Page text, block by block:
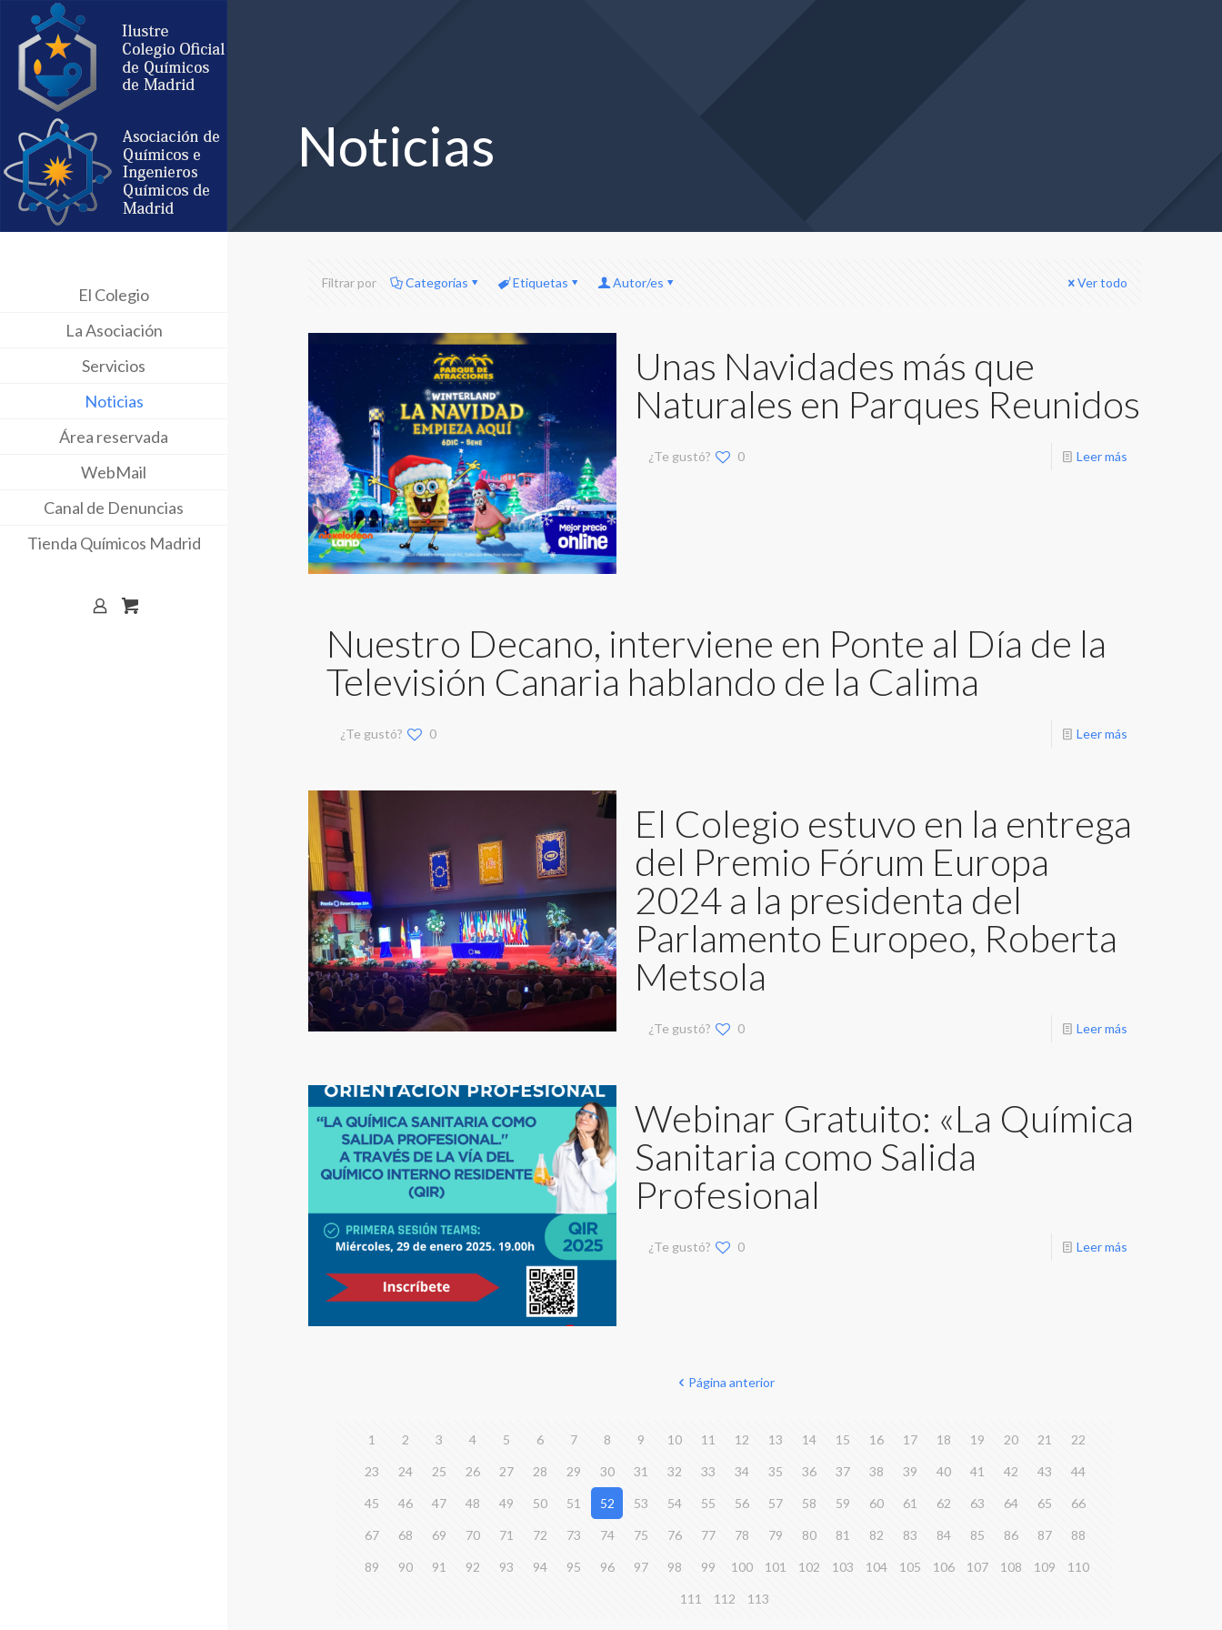
El Colegio
La Asociación
Servicios
Noticias
Área reservada
WebMail
Canal de Denuncias
Tienda Químicos Madrid
Noticias
Filtrar por Categorías Etiquetas Autor/es Ver todo
Unas Navidades más que
Naturales en Parques Reunidos
¿Te gustó? 0 Leer más
Nuestro Decano, interviene en Ponte al Día de la
Televisión Canaria hablando de la Calima
¿Te gustó? 0 Leer más
El Colegio estuvo en la entrega
del Premio Fórum Europa
2024 a la presidenta del
Parlamento Europeo, Roberta
Metsola
¿Te gustó? 0 Leer más
Webinar Gratuito: «La Química
Sanitaria como Salida
Profesional
¿Te gustó? 0 Leer más
Página anterior
1 2 3 4 5 6 7 8 9 10 11 12 13 14 15 16 17 18 19 20 21 22
23 24 25 26 27 28 29 30 31 32 33 34 35 36 37 38 39 40 41 42 43 44
45 46 47 48 49 50 51 52 53 54 55 56 57 58 59 60 61 62 63 64 65 66
67 68 69 70 71 72 73 74 75 76 77 78 79 80 81 82 83 84 85 86 87 88
89 90 91 92 93 94 95 96 97 98 99 100 101 102 103 104 105 106 107 108 109 110
111 112 113